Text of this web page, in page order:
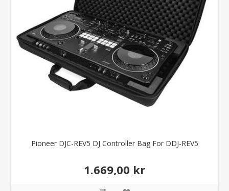
Pioneer DJC-REV5 DJ Controller Bag For DDJ-REV5
1.669,00 kr